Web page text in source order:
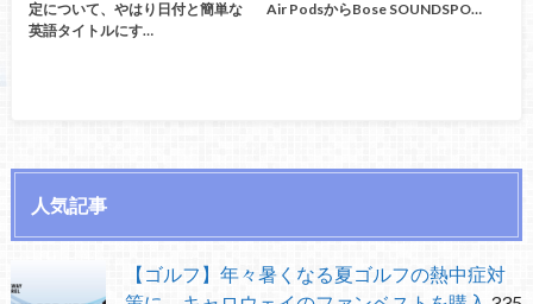
定について、やはり日付と簡単な
英語タイトルにす…
Air PodsからBose SOUNDSPO…
人気記事
【ゴルフ】年々暑くなる夏ゴルフの熱中症対